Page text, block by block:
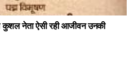
कुशल नेता ऐसी रही आजीवन उनकी